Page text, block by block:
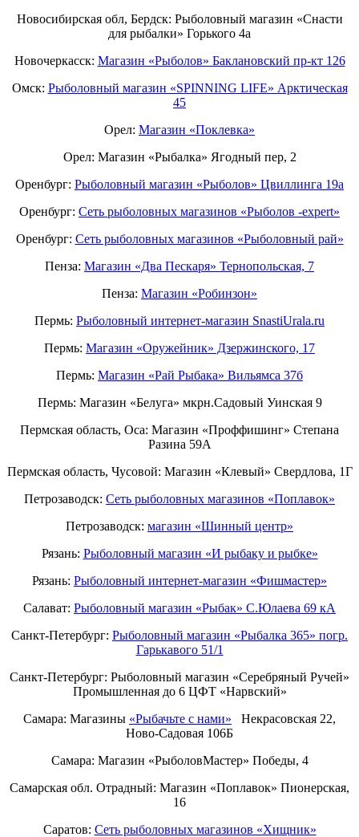
Новосибирская обл, Бердск: Рыболовный магазин «Снасти
для рыбалки» Горького 4а
Новочеркасск: Магазин «Рыболов» Баклановский пр-кт 126
Омск: Рыболовный магазин «SPINNING LIFE» Арктическая
45
Орел: Магазин «Поклевка»
Орел: Магазин «Рыбалка» Ягодный пер, 2
Оренбург: Рыболовный магазин «Рыболов» Цвиллинга 19а
Оренбург: Сеть рыболовных магазинов «Рыболов -expert»
Оренбург: Сеть рыболовных магазинов «Рыболовный рай»
Пенза: Магазин «Два Пескаря» Тернопольская, 7
Пенза: Магазин «Робинзон»
Пермь: Рыболовный интернет-магазин SnastiUrala.ru
Пермь: Магазин «Оружейник» Дзержинского, 17
Пермь: Магазин «Рай Рыбака» Вильямса 37б
Пермь: Магазин «Белуга» мкрн.Садовый Уинская 9
Пермская область, Оса: Магазин «Проффишинг» Степана
Разина 59А
Пермская область, Чусовой: Магазин «Клевый» Свердлова, 1Г
Петрозаводск: Сеть рыболовных магазинов «Поплавок»
Петрозаводск: магазин «Шинный центр»
Рязань: Рыболовный магазин «И рыбаку и рыбке»
Рязань: Рыболовный интернет-магазин «Фишмастер»
Салават: Рыболовный магазин «Рыбак» С.Юлаева 69 кА
Санкт-Петербург: Рыболовный магазин «Рыбалка 365» погр.
Гарькавого 51/1
Санкт-Петербург: Рыболовный магазин «Серебряный Ручей»
Промышленная до 6 ЦФТ «Нарвский»
Самара: Магазины «Рыбачьте с нами» Некрасовская 22,
Ново-Садовая 106Б
Самара: Магазин «РыболовМастер» Победы, 4
Самарская обл. Отрадный: Магазин «Поплавок» Пионерская,
16
Саратов: Сеть рыболовных магазинов «Хищник»